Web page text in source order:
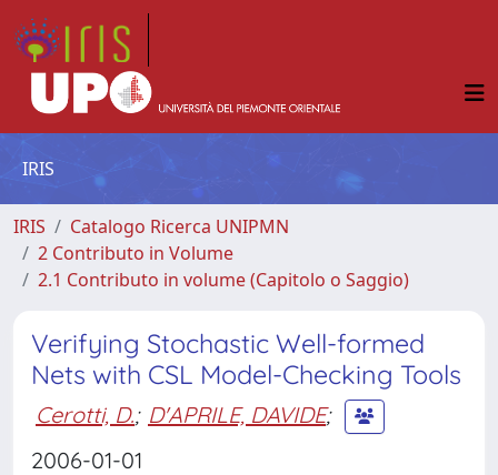
IRIS
IRIS
Catalogo Ricerca UNIPMN
2 Contributo in Volume
2.1 Contributo in volume (Capitolo o Saggio)
Verifying Stochastic Well-formed
Nets with CSL Model-Checking Tools
Cerotti, D.; D'APRILE, DAVIDE;
2006-01-01